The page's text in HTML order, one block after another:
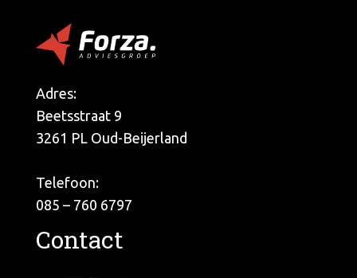
Adres:
Beetsstraat 9
3261 PL Oud-Beijerland
Telefoon:
085 – 760 6797
Contact